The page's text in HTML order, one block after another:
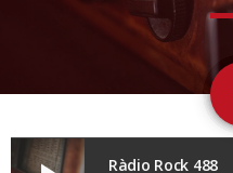
Ràdio Rock 488